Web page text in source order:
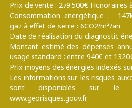
Prix de vente : 279.500€ Honoraires
Consommation énergétique :
gaz à effet de serre : 6CO2/m²/an
Date de réalisation du diagnostic
Montant estimé des dépenses
usage standard : entre 940€ et
Prix moyens des énergies indexés
Les informations sur les risques
sont disponibles sur le
www.georisques.gouv.fr